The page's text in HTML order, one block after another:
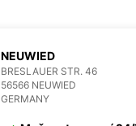
NEUWIED
BRESLAUER STR. 46
56566 NEUWIED
GERMANY